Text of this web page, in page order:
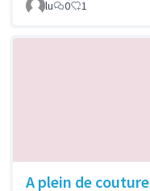
lu 0 1
A plein de couture